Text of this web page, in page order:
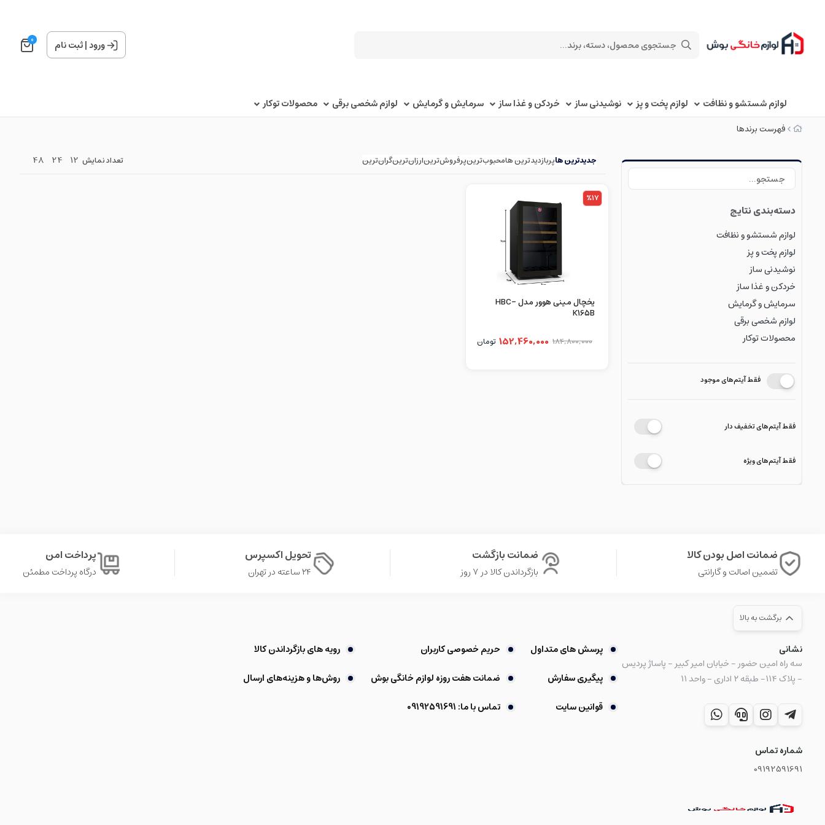
ورود|ثبت نام 0
لوازم شستشو و نظافت لوازم پخت و پز نوشیدنی ساز خردکن و غذا ساز سرمایش و گرمایش لوازم شخصی برقی محصولات توکار
فهرست برندها
دسته‌بندی نتایج
لوازم شستشو و نظافت
لوازم پخت و پز
نوشیدنی ساز
خردکن و غذا ساز
سرمایش و گرمایش
لوازم شخصی برقی
محصولات توکار
فقط آیتم‌های موجود
فقط آیتم‌های تخفیف دار
فقط آیتم‌های ویژه
جدیدترین هاپربازدیدترین هامحبوب‌‌ترینپرفروش‌ترینارزان‌ترینگران‌ترین تعداد نمایش 12
24
48
%17
یخچال مینی هوور مدل HBC-
K165B
184,800,000
152,460,000 تومان
ضمانت اصل بودن کالا
تضمین اصالت و گارانتی
ضمانت بازگشت
بازگرداندن کالا در ۷ روز
تحویل اکسپرس
۲۴ ساعته در تهران
پرداخت امن
درگاه پرداخت مطمئن
برگشت به بالا
نشانی
سه راه امین حضور - خیابان امیر کبیر - پاساژ پردیس
- پلاک ۱۱۴- طبقه ۲ اداری - واحد ۱۱
شماره تماس
09192591691
پرسش های متداول حریم خصوصی کاربران
رویه های بازگرداندن کالا
پیگیری سفارش
ضمانت هفت روزه لوازم خانگی بوش
روش‌ها و هزینه‌های ارسال
قوانین سایت
تماس با ما: 09192591691